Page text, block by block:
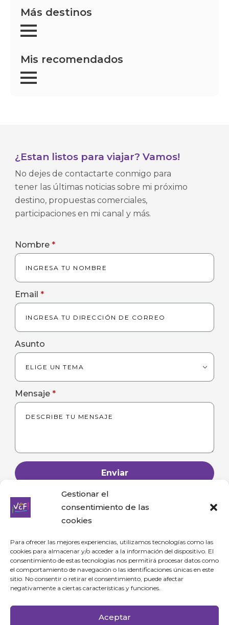
Gestionar el
consentimiento de las
cookies
Para ofrecer las mejores experiencias, utilizamos tecnologías como las
cookies para almacenar y/o acceder a la información del dispositivo. El
consentimiento de estas tecnologías nos permitirá procesar datos como
el comportamiento de navegación o las identificaciones únicas en este
sitio. No consentir o retirar el consentimiento, puede afectar
negativamente a ciertas características y funciones.
Aceptar
Más destinos
Mis recomendados
¿Estan listos para viajar? Vamos!
No dejes de contactarte conmigo para
tener las últimas noticias sobre mi próximo
destino, propuestas comerciales,
participaciones en mi canal y más.
Nombre *
Email *
Asunto
Mensaje *
Enviar
Para consultas y comerciales puedes enviarme un correo a
info@viajamosconfer.com
Blog Contacto